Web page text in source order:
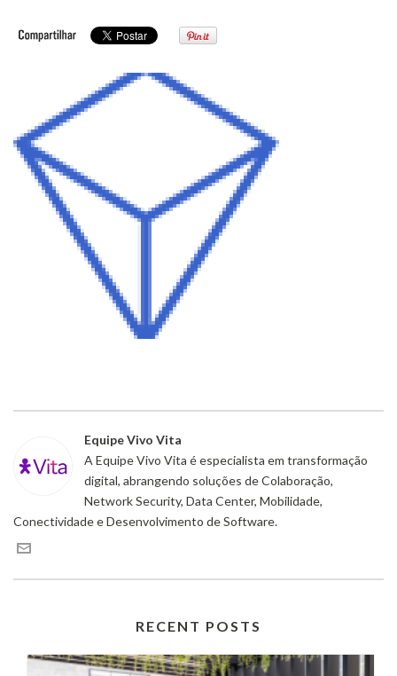
Equipe Vivo Vita
A Equipe Vivo Vita é especialista em transformação
digital, abrangendo soluções de Colaboração,
Network Security, Data Center, Mobilidade,
Conectividade e Desenvolvimento de Software.
RECENT POSTS